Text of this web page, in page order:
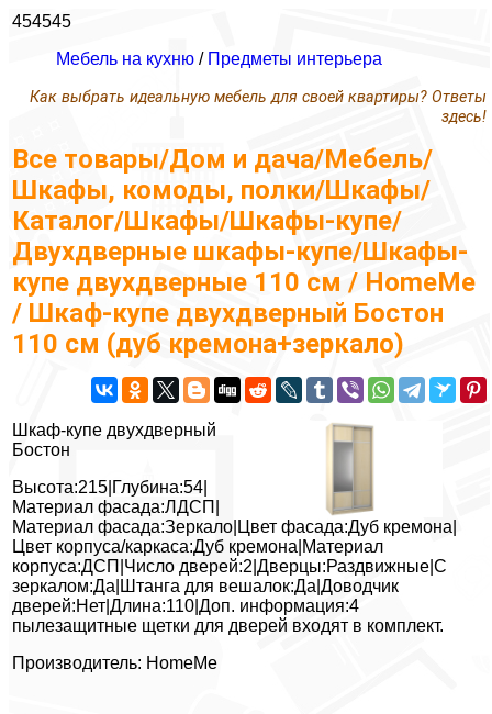
454545
Мебель на кухню / Предметы интерьера
Как выбрать идеальную мебель для своей квартиры? Ответы
здесь!
Все товары/Дом и дача/Мебель/
Шкафы, комоды, полки/Шкафы/
Каталог/Шкафы/Шкафы-купе/
Двухдверные шкафы-купе/Шкафы-
купе двухдверные 110 см / HomeMe
/ Шкаф-купе двухдверный Бостон
110 см (дуб кремона+зеркало)
Шкаф-купе двухдверный
Бостон
Высота:215|Глубина:54|
Материал фасада:ЛДСП|
Материал фасада:Зеркало|Цвет фасада:Дуб кремона|
Цвет корпуса/каркаса:Дуб кремона|Материал
корпуса:ДСП|Число дверей:2|Дверцы:Раздвижные|С
зеркалом:Да|Штанга для вешалок:Да|Доводчик
дверей:Нет|Длина:110|Доп. информация:4
пылезащитные щетки для дверей входят в комплект.
Производитель: HomeMe